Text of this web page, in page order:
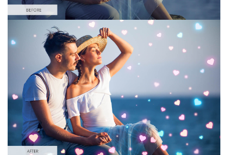
Por favor selecione
Free Photoshop Overlay #10 Small 800*533px
Heart Collection
(30 Overlays)
Large 6000*4000px